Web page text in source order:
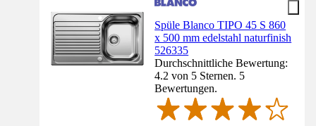
Spüle Blanco TIPO 45 S 860
x 500 mm edelstahl naturfinish
526335
Durchschnittliche Bewertung:
4.2 von 5 Sternen. 5
Bewertungen.